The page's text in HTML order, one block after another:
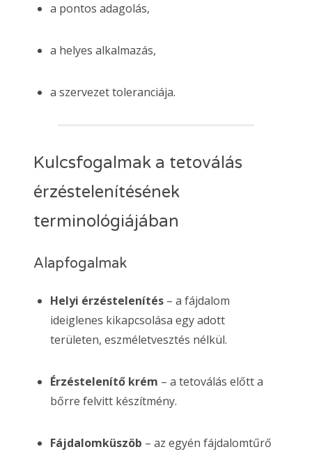
a pontos adagolás,
a helyes alkalmazás,
a szervezet toleranciája.
Kulcsfogalmak a tetoválás
érzéstelenítésének
terminológiájában
Alapfogalmak
Helyi érzéstelenítés – a fájdalom
ideiglenes kikapcsolása egy adott
területen, eszméletvesztés nélkül.
Érzéstelenítő krém – a tetoválás előtt a
bőrre felvitt készítmény.
Fájdalomküszöb – az egyén fájdalomtűrő